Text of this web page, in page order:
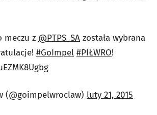
meczu z @PTPS_SA została wybrana
#GoImpel #PIŁWRO!
(@goimpelwroclaw) luty 21, 2015